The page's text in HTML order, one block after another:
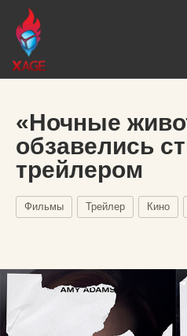
«Ночные
обзавелись
трейлером
Фильмы Трейлер Кино